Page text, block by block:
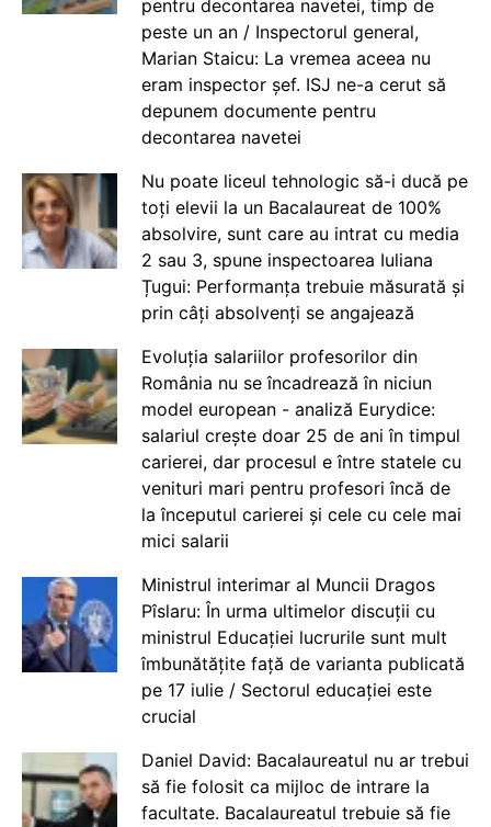
pentru decontarea navetei, timp de
peste un an / Inspectorul general,
Marian Staicu: La vremea aceea nu
eram inspector șef. ISJ ne-a cerut să
depunem documente pentru
decontarea navetei
Nu poate liceul tehnologic să-i ducă pe
toți elevii la un Bacalaureat de 100%
absolvire, sunt care au intrat cu media
2 sau 3, spune inspectoarea Iuliana
Țugui: Performanța trebuie măsurată și
prin câți absolvenți se angajează
Evoluția salariilor profesorilor din
România nu se încadrează în niciun
model european - analiză Eurydice:
salariul crește doar 25 de ani în timpul
carierei, dar procesul e între statele cu
venituri mari pentru profesori încă de
la începutul carierei și cele cu cele mai
mici salarii
Ministrul interimar al Muncii Dragos
Pîslaru: În urma ultimelor discuții cu
ministrul Educației lucrurile sunt mult
îmbunătățite față de varianta publicată
pe 17 iulie / Sectorul educației este
crucial
Daniel David: Bacalaureatul nu ar trebui
să fie folosit ca mijloc de intrare la
facultate. Bacalaureatul trebuie să fie